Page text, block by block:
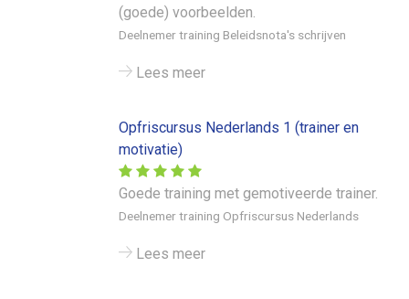
(goede) voorbeelden.
Deelnemer training Beleidsnota's schrijven
Lees meer
Opfriscursus Nederlands 1 (trainer en
motivatie)
Goede training met gemotiveerde trainer.
Deelnemer training Opfriscursus Nederlands
Lees meer